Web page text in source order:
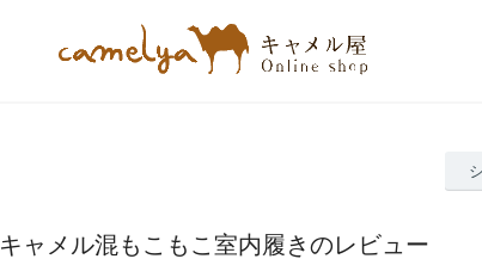
キャメル混もこもこ室内履きのレビュー